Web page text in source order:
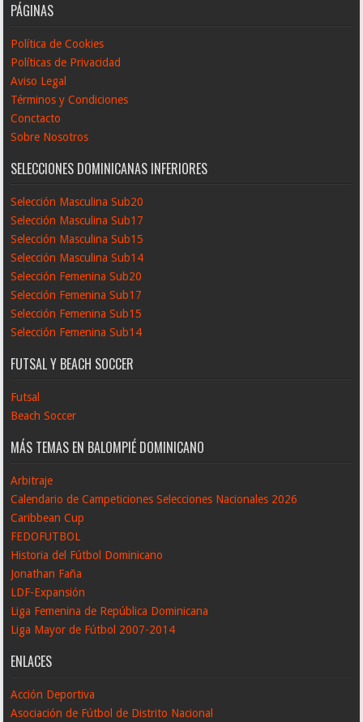
PÁGINAS
Política de Cookies
Políticas de Privacidad
Aviso Legal
Términos y Condiciones
Conctacto
Sobre Nosotros
SELECCIONES DOMINICANAS INFERIORES
Selección Masculina Sub20
Selección Masculina Sub17
Selección Masculina Sub15
Selección Masculina Sub14
Selección Femenina Sub20
Selección Femenina Sub17
Selección Femenina Sub15
Selección Femenina Sub14
FUTSAL Y BEACH SOCCER
Futsal
Beach Soccer
MÁS TEMAS EN BALOMPIÉ DOMINICANO
Arbitraje
Calendario de Campeticiones Selecciones Nacionales 2026
Caribbean Cup
FEDOFUTBOL
Historia del Fútbol Dominicano
Jonathan Faña
LDF-Expansión
Liga Femenina de República Dominicana
Liga Mayor de Fútbol 2007-2014
ENLACES
Acción Deportiva
Asociación de Fútbol de Distrito Nacional